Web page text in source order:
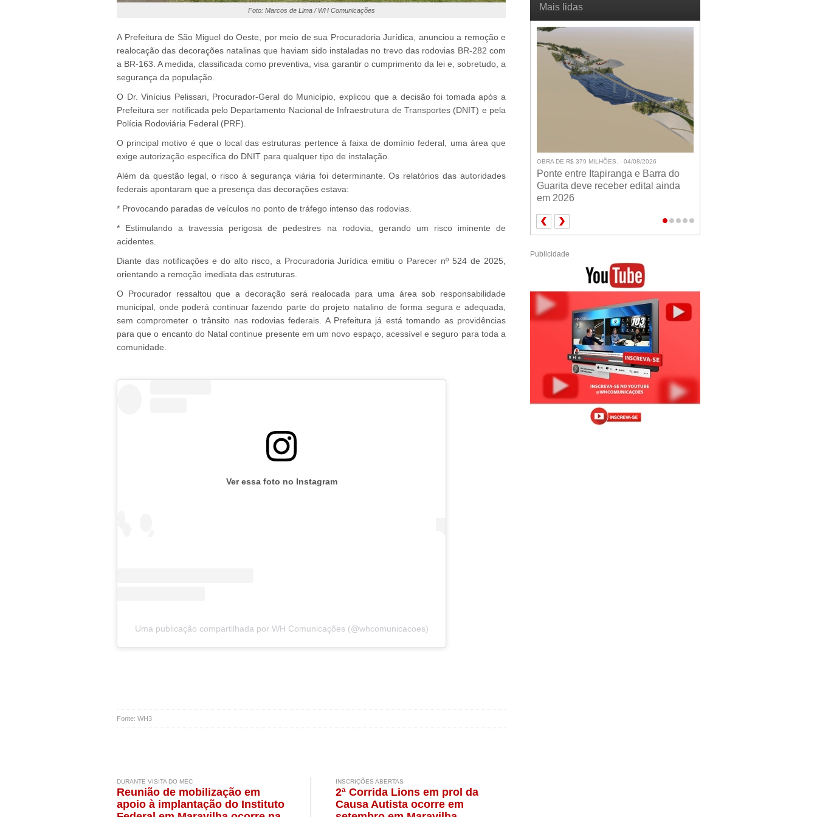
Foto: Marcos de Lima / WH Comunicações
A Prefeitura de São Miguel do Oeste, por meio de sua Procuradoria Jurídica, anunciou a remoção e
realocação das decorações natalinas que haviam sido instaladas no trevo das rodovias BR-282 com
a BR-163. A medida, classificada como preventiva, visa garantir o cumprimento da lei e, sobretudo, a
segurança da população.
O Dr. Vinícius Pelissari, Procurador-Geral do Município, explicou que a decisão foi tomada após a
Prefeitura ser notificada pelo Departamento Nacional de Infraestrutura de Transportes (DNIT) e pela
Polícia Rodoviária Federal (PRF).
O principal motivo é que o local das estruturas pertence à faixa de domínio federal, uma área que
exige autorização específica do DNIT para qualquer tipo de instalação.
Além da questão legal, o risco à segurança viária foi determinante. Os relatórios das autoridades
federais apontaram que a presença das decorações estava:
* Provocando paradas de veículos no ponto de tráfego intenso das rodovias.
* Estimulando a travessia perigosa de pedestres na rodovia, gerando um risco iminente de
acidentes.
Diante das notificações e do alto risco, a Procuradoria Jurídica emitiu o Parecer nº 524 de 2025,
orientando a remoção imediata das estruturas.
O Procurador ressaltou que a decoração será realocada para uma área sob responsabilidade
municipal, onde poderá continuar fazendo parte do projeto natalino de forma segura e adequada,
sem comprometer o trânsito nas rodovias federais. A Prefeitura já está tomando as providências
para que o encanto do Natal continue presente em um novo espaço, acessível e seguro para toda a
comunidade.
Ver essa foto no Instagram
Uma publicação compartilhada por WH Comunicações (@whcomunicacoes)
Fonte: WH3
DURANTE VISITA DO MEC
Reunião de mobilização em
apoio à implantação do Instituto
INSCRIÇÕES ABERTAS
2ª Corrida Lions em prol da
Causa Autista ocorre em
Mais lidas
OBRA DE R$ 379 MILHÕES. - 04/08/2026
Ponte entre Itapiranga e Barra do
Guarita deve receber edital ainda
em 2026
Publicidade